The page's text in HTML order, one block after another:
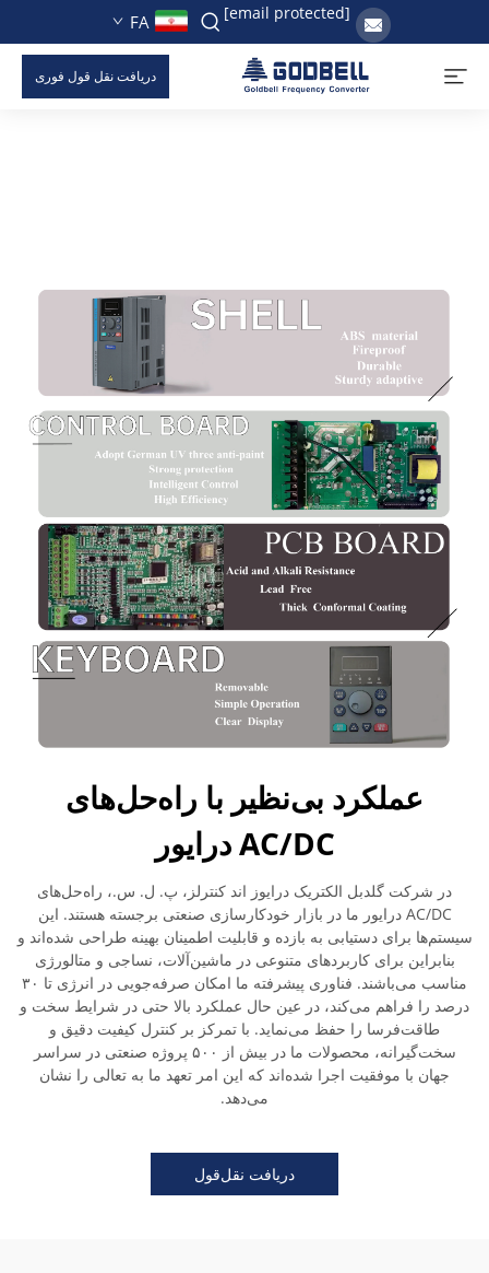
[email protected]
FA
دریافت نقل قول فوری
عملکرد بی‌نظیر با راه‌حل‌های
AC/DC درایور
در شرکت گلدبل الکتریک درایوز اند کنترلز، پ. ل. س.، راه‌حل‌های
AC/DC درایور ما در بازار خودکارسازی صنعتی برجسته هستند. این
سیستم‌ها برای دستیابی به بازده و قابلیت اطمینان بهینه طراحی شده‌اند و
بنابراین برای کاربردهای متنوعی در ماشین‌آلات، نساجی و متالورژی
مناسب می‌باشند. فناوری پیشرفته ما امکان صرفه‌جویی در انرژی تا ۳۰
درصد را فراهم می‌کند، در عین حال عملکرد بالا حتی در شرایط سخت و
طاقت‌فرسا را حفظ می‌نماید. با تمرکز بر کنترل کیفیت دقیق و
سخت‌گیرانه، محصولات ما در بیش از ۵۰۰ پروژه صنعتی در سراسر
جهان با موفقیت اجرا شده‌اند که این امر تعهد ما به تعالی را نشان
می‌دهد.
دریافت نقل‌قول